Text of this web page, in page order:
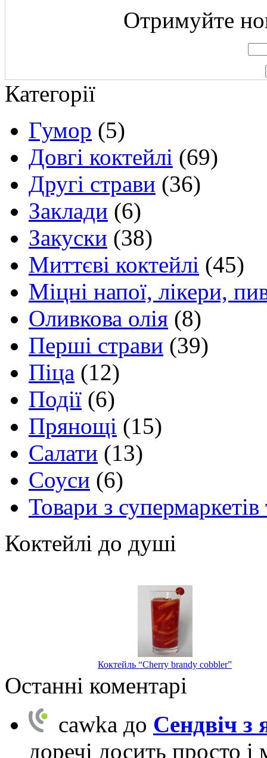
Отримуйте
Категорії
Гумор (5)
Довгі коктейлі (69)
Другі страви (36)
Заклади (6)
Закуски (38)
Миттєві коктейлі (45)
Міцні напої, лікери,
Оливкова олія (8)
Перші страви (39)
Піца (12)
Події (6)
Прянощі (15)
Салати (13)
Соуси (6)
Товари з супермаркетів
Коктейлі до душі
Коктейль “Cherry brandy cobbler”
Останні коментарі
cawka до Сендвіч з
доречі досить просто